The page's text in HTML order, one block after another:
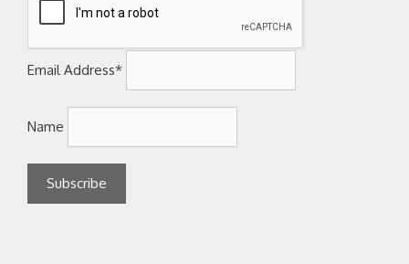
Email Address*
Name